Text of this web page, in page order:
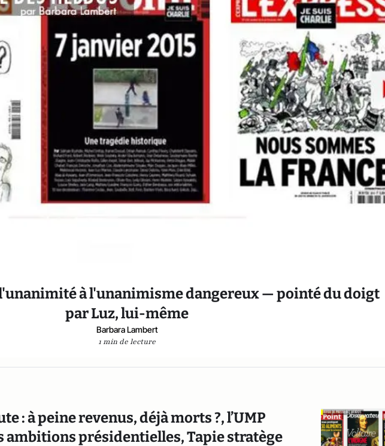
l'unanimité à l'unanimisme dangereux — pointé du doigt
par Luz, lui-même
Barbara Lambert
1 min de lecture
: à peine revenus, déjà morts ?, l’UMP
ambitions présidentielles, Tapie stratège